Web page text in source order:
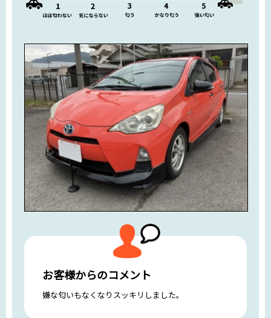
お客様からのコメント
嫌な匂いもなくなりスッキリしました。